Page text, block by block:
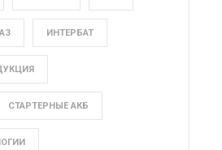
ИНТЕРБАТ
СТАРТЕРНЫЕ АКБ